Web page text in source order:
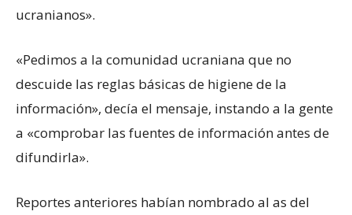
ucranianos».
«Pedimos a la comunidad ucraniana que no
descuide las reglas básicas de higiene de la
información», decía el mensaje, instando a la gente
a «comprobar las fuentes de información antes de
difundirla».
Reportes anteriores habían nombrado al as del